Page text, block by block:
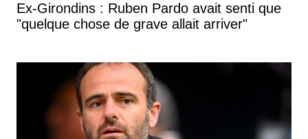
Ex-Girondins : Ruben Pardo avait senti que
"quelque chose de grave allait arriver"